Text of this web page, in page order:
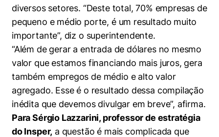
diversos setores. “Deste total, 70% empresas de
pequeno e médio porte, é um resultado muito
importante”, diz o superintendente.
“Além de gerar a entrada de dólares no mesmo
valor que estamos financiando mais juros, gera
também empregos de médio e alto valor
agregado. Esse é o resultado dessa compilação
inédita que devemos divulgar em breve”, afirma.
Para Sérgio Lazzarini, professor de estratégia
do Insper, a questão é mais complicada que